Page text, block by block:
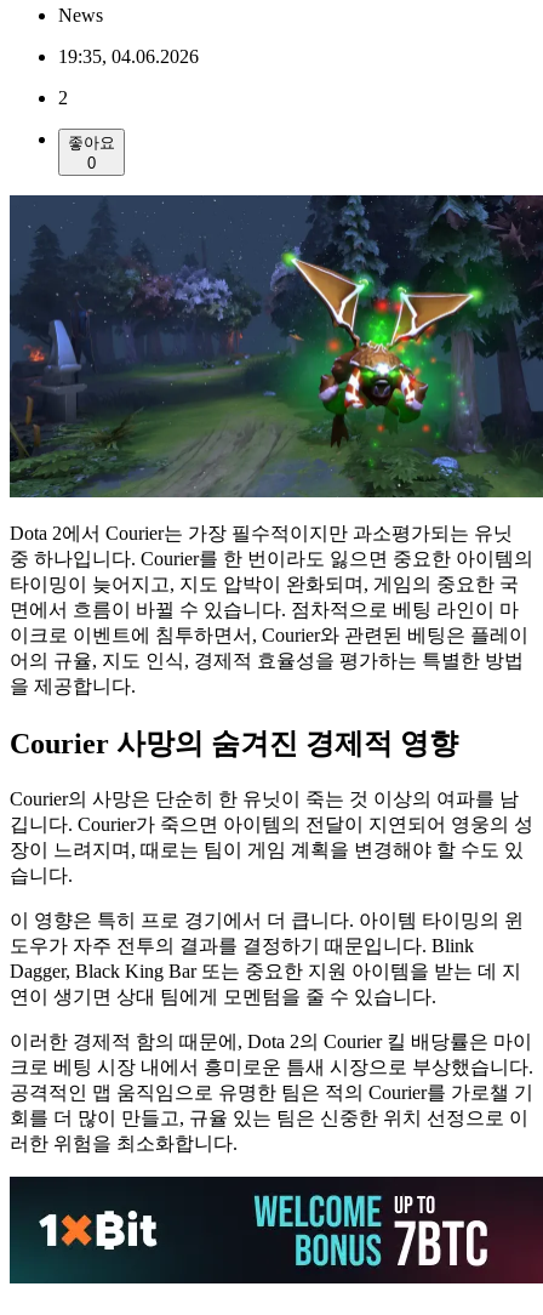
News
19:35, 04.06.2026
2
좋아요
0
Dota 2에서 Courier는 가장 필수적이지만 과소평가되는 유닛
중 하나입니다. Courier를 한 번이라도 잃으면 중요한 아이템의
타이밍이 늦어지고, 지도 압박이 완화되며, 게임의 중요한 국
면에서 흐름이 바뀔 수 있습니다. 점차적으로 베팅 라인이 마
이크로 이벤트에 침투하면서, Courier와 관련된 베팅은 플레이
어의 규율, 지도 인식, 경제적 효율성을 평가하는 특별한 방법
을 제공합니다.
Courier 사망의 숨겨진 경제적 영향
Courier의 사망은 단순히 한 유닛이 죽는 것 이상의 여파를 남
깁니다. Courier가 죽으면 아이템의 전달이 지연되어 영웅의 성
장이 느려지며, 때로는 팀이 게임 계획을 변경해야 할 수도 있
습니다.
이 영향은 특히 프로 경기에서 더 큽니다. 아이템 타이밍의 윈
도우가 자주 전투의 결과를 결정하기 때문입니다. Blink
Dagger, Black King Bar 또는 중요한 지원 아이템을 받는 데 지
연이 생기면 상대 팀에게 모멘텀을 줄 수 있습니다.
이러한 경제적 함의 때문에, Dota 2의 Courier 킬 배당률은 마이
크로 베팅 시장 내에서 흥미로운 틈새 시장으로 부상했습니다.
공격적인 맵 움직임으로 유명한 팀은 적의 Courier를 가로챌 기
회를 더 많이 만들고, 규율 있는 팀은 신중한 위치 선정으로 이
러한 위험을 최소화합니다.